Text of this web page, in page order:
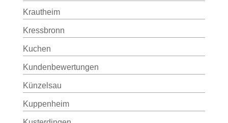
Krautheim
Kressbronn
Kuchen
Kundenbewertungen
Künzelsau
Kuppenheim